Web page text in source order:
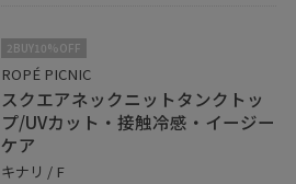
2BUY10%OFF
ROPÉ PICNIC
スクエアネックニットタンクトッ
プ/UVカット・接触冷感・イージー
ケア
キナリ / F